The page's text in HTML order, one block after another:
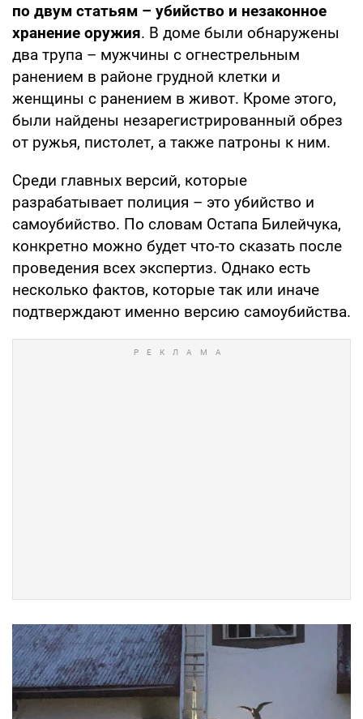
по двум статьям – убийство и незаконное
хранение оружия. В доме были обнаружены
два трупа – мужчины с огнестрельным
ранением в районе грудной клетки и
женщины с ранением в живот. Кроме этого,
были найдены незарегистрированный обрез
от ружья, пистолет, а также патроны к ним.
Среди главных версий, которые
разрабатывает полиция – это убийство и
самоубийство. По словам Остапа Билейчука,
конкретно можно будет что-то сказать после
проведения всех экспертиз. Однако есть
несколько фактов, которые так или иначе
подтверждают именно версию самоубийства.